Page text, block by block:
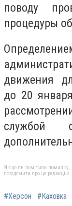
поводу
процедуры
движения
до 20
службой
Якщо ви помітили помилку,
повідомити про це редакцію
#Херсон #Каховка